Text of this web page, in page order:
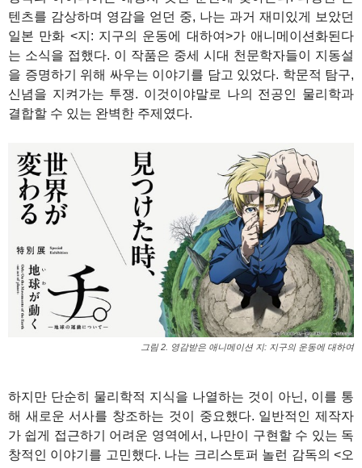
텐츠를 감상하며 영감을 얻던 중, 나는 과거 재미있게 보았던
일본 만화 <지: 지구의 운동에 대하여>가 애니메이션화된다
는 소식을 접했다. 이 작품은 중세 시대 천문학자들이 지동설
을 증명하기 위해 싸우는 이야기를 담고 있었다. 학문적 탐구,
신념을 지켜가는 투쟁. 이것이야말로 나의 전공인 물리학과
결합할 수 있는 완벽한 주제였다.
그림 2. 영감받은 애니메이션 지: 지구의 운동에 대하여
하지만 단순히 물리학적 지식을 나열하는 것이 아닌, 이를 통
해 새로운 서사를 창조하는 것이 중요했다. 일반적인 제작자
가 쉽게 접근하기 어려운 영역에서, 나만이 구현할 수 있는 독
창적인 이야기를 고민했다. 나는 크리스토퍼 놀런 감독의 <오